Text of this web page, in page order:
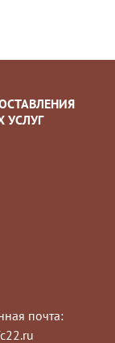
УСЛУГ
почта: